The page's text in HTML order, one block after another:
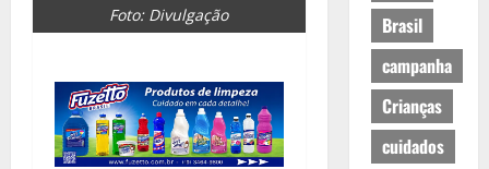
Foto: Divulgação
Brasil
campanha
Crianças
cuidados